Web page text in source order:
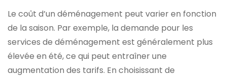
Le coût d’un déménagement peut varier en fonction
de la saison. Par exemple, la demande pour les
services de déménagement est généralement plus
élevée en été, ce qui peut entraîner une
augmentation des tarifs. En choisissant de